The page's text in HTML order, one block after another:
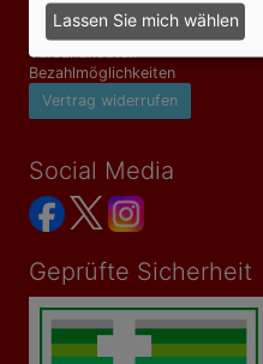
Impressum
Datenschutzerklärung
Versandkosten
Bezahlmöglichkeiten
Vertrag widerrufen
Social Media
Geprüfte Sicherheit
Lassen Sie mich wählen